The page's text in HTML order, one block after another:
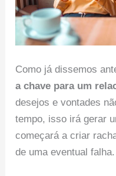
Como já dissemos
a chave para um
desejos e vontades
tempo, isso irá gerar
começará a criar
de uma eventual falha.